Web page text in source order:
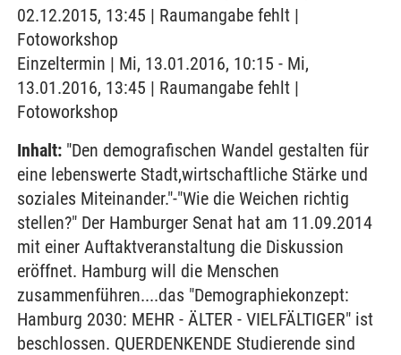
02.12.2015, 13:45 | Raumangabe fehlt |
Fotoworkshop
Einzeltermin | Mi, 13.01.2016, 10:15 - Mi,
13.01.2016, 13:45 | Raumangabe fehlt |
Fotoworkshop
Inhalt: "Den demografischen Wandel gestalten für
eine lebenswerte Stadt,wirtschaftliche Stärke und
soziales Miteinander."-"Wie die Weichen richtig
stellen?" Der Hamburger Senat hat am 11.09.2014
mit einer Auftaktveranstaltung die Diskussion
eröffnet. Hamburg will die Menschen
zusammenführen....das "Demographiekonzept:
Hamburg 2030: MEHR - ÄLTER - VIELFÄLTIGER" ist
beschlossen. QUERDENKENDE Studierende sind